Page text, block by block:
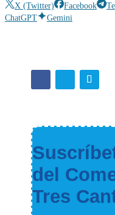
X (Twitter) Facebook
ChatGPT
Gemini
del
Tres